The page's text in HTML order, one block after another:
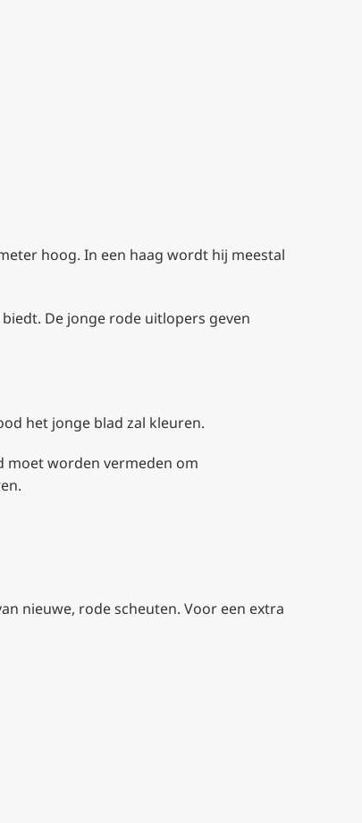
hoog. In een haag wordt hij meestal
De jonge rode uitlopers geven
het jonge blad zal kleuren.
moet worden vermeden om
nieuwe, rode scheuten. Voor een extra